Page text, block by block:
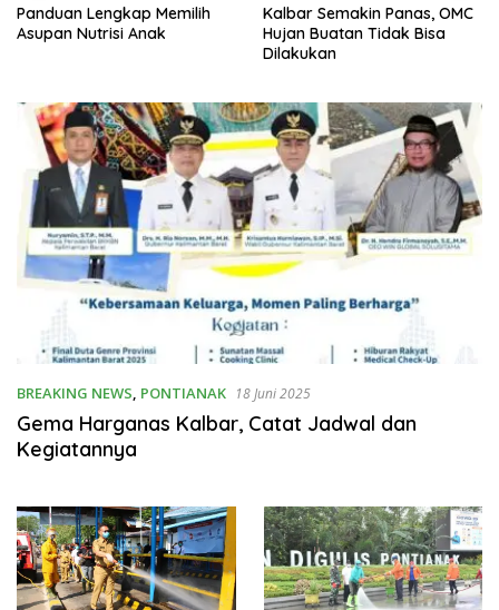
Panduan Lengkap Memilih
Asupan Nutrisi Anak
Kalbar Semakin Panas, OMC
Hujan Buatan Tidak Bisa
Dilakukan
BREAKING NEWS, PONTIANAK 18 Juni 2025
Gema Harganas Kalbar, Catat Jadwal dan
Kegiatannya